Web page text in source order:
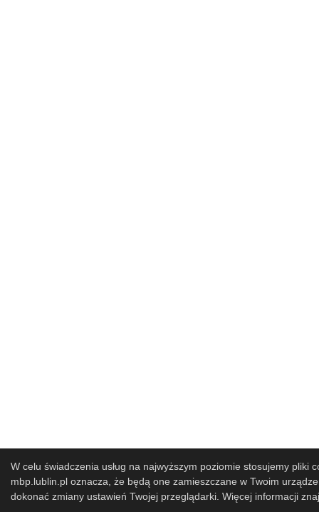
W celu świadczenia usług na najwyższym poziomie stosujemy pliki
mbp.lublin.pl oznacza, że będą one zamieszczane w Twoim
dokonać zmiany ustawień Twojej przeglądarki. Więcej informacji